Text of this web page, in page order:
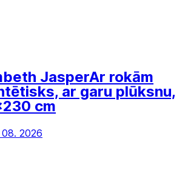
JasperAr rokām
ar garu plūksnu,
cm
08. 2026